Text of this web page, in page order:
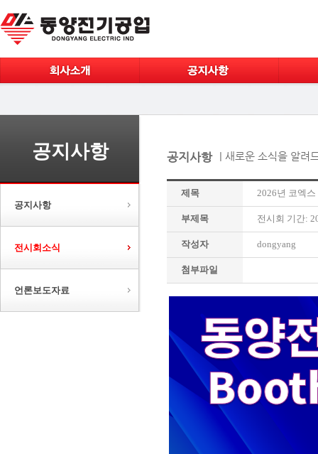
공지사항
공지사항
전시회소식
언론보도자료
공지사항 | 새로운 소식을 알려
제목 2026년 코엑
부제목 전시회 기간:
작성자 dongyang
첨부파일